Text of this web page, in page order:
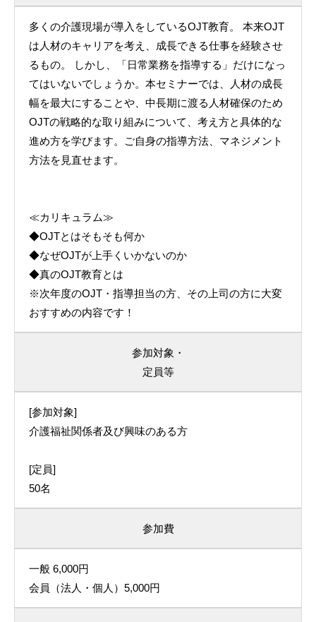
多くの介護現場が導入をしているOJT教育。 本来OJT
は人材のキャリアを考え、成長できる仕事を経験させ
るもの。 しかし、「日常業務を指導する」だけになっ
てはいないでしょうか。本セミナーでは、人材の成長
幅を最大にすることや、中長期に渡る人材確保のため
OJTの戦略的な取り組みについて、考え方と具体的な
進め方を学びます。ご自身の指導方法、マネジメント
方法を見直せます。
≪カリキュラム≫
◆OJTとはそもそも何か
◆なぜOJTが上手くいかないのか
◆真のOJT教育とは
※次年度のOJT・指導担当の方、その上司の方に大変
おすすめの内容です！
参加対象・
定員等
[参加対象]
介護福祉関係者及び興味のある方
[定員]
50名
参加費
一般 6,000円
会員（法人・個人）5,000円